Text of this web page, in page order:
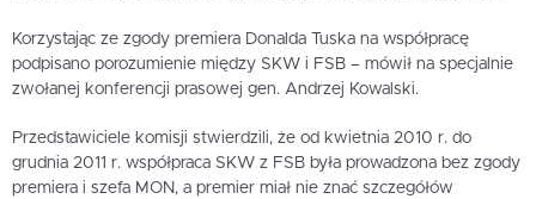
Korzystając ze zgody premiera Donalda Tuska na współpracę
podpisano porozumienie między SKW i FSB – mówił na specjalnie
zwołanej konferencji prasowej gen. Andrzej Kowalski.
Przedstawiciele komisji stwierdzili, że od kwietnia 2010 r. do
grudnia 2011 r. współpraca SKW z FSB była prowadzona bez zgody
premiera i szefa MON, a premier miał nie znać szczegółów